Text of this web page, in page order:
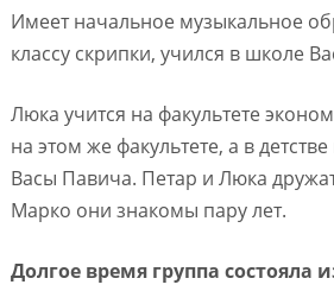
Имеет начальное музыкальное
классу скрипки, учился в школе
Люка учится на факультете
на этом же факультете, а в
Васы Павича. Петар и Люка дружат
Марко они знакомы пару лет.
Долгое время группа состояла